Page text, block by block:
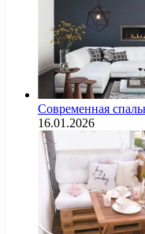
Современная
16.01.2026